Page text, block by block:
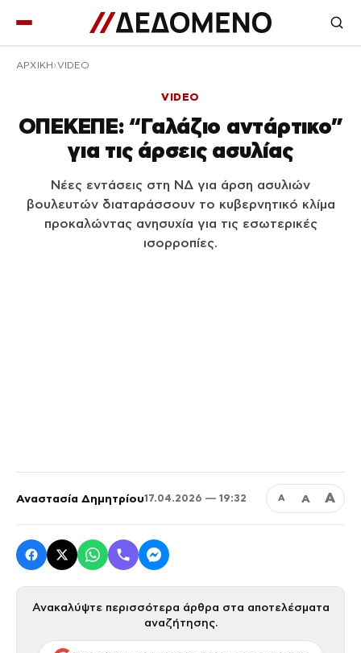
ΑΡΧΙΚΉ VIDEO
VIDEO
ΟΠΕΚΕΠΕ: “Γαλάζιο αντάρτικο”
για τις άρσεις ασυλίας
Νέες εντάσεις στη ΝΔ για άρση ασυλιών
βουλευτών διαταράσσουν το κυβερνητικό κλίμα
προκαλώντας ανησυχία για τις εσωτερικές
ισορροπίες.
Αναστασία Δημητρίου17.04.2026 — 19:32 Α Α Α
Ανακαλύψτε περισσότερα άρθρα στα αποτελέσματα
αναζήτησης.